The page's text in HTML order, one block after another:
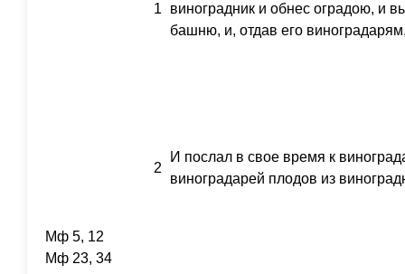
1
виноградник и обнес оградою, и
башню, и, отдав его
2
И послал в свое время к
виноградарей плодов из
Мф 5, 12
Мф 23, 34